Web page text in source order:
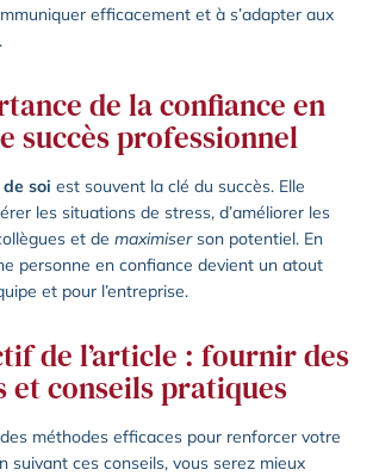
efficacement et à s’adapter aux
de la confiance en
succès professionnel
soi est souvent la clé du succès. Elle
les situations de stress, d’améliorer les
et de maximiserson potentiel. En
personne en confiance devient un atout
et pour l’entreprise.
de l’article : fournir des
et conseils pratiques
méthodes efficaces pour renforcer votre
suivant ces conseils, vous serez mieux